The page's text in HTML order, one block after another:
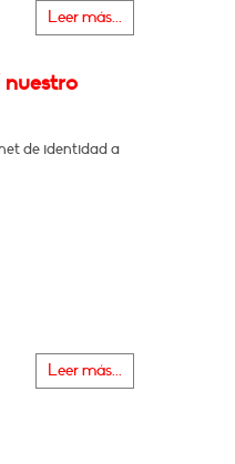
Leer más...
nuestro
de identidad a
Leer más...